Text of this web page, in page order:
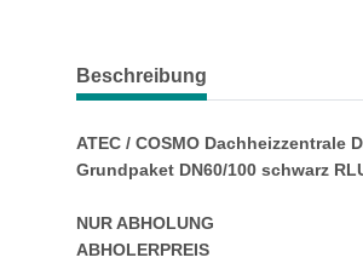
Beschreibung
ATEC / COSMO Dachheizzentrale
Grundpaket DN60/100 schwarz
NUR ABHOLUNG
ABHOLERPREIS